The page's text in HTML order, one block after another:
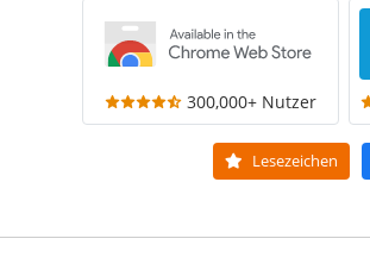
300,000+ Nutzer
Lesezeichen